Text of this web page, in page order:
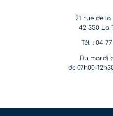
21 rue de la
42 350 La
Tél. : 04
Du mardi
de 07h00-